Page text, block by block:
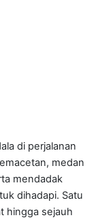
di perjalanan
medan
mendadak
dihadapi. Satu
hingga sejauh